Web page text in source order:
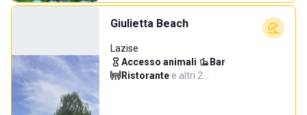
Giulietta Beach
Lazise
Accesso animali· Bar·
Ristorante·e altri 2…